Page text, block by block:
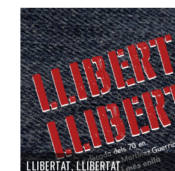
LLIBERTAT, LLIBERTAT